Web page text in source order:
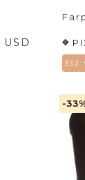
352
-33